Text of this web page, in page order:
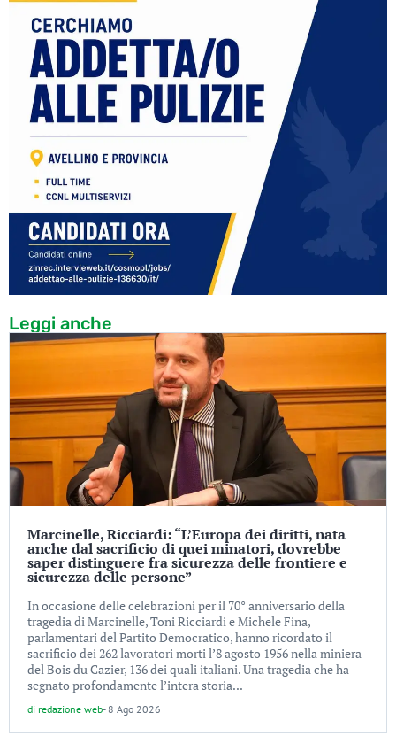
Leggi anche
Marcinelle, Ricciardi: “L’Europa dei diritti, nata
anche dal sacrificio di quei minatori, dovrebbe
saper distinguere fra sicurezza delle frontiere e
sicurezza delle persone”
In occasione delle celebrazioni per il 70° anniversario della
tragedia di Marcinelle, Toni Ricciardi e Michele Fina,
parlamentari del Partito Democratico, hanno ricordato il
sacrificio dei 262 lavoratori morti l’8 agosto 1956 nella miniera
del Bois du Cazier, 136 dei quali italiani. Una tragedia che ha
segnato profondamente l’intera storia...
di redazione web- 8 Ago 2026